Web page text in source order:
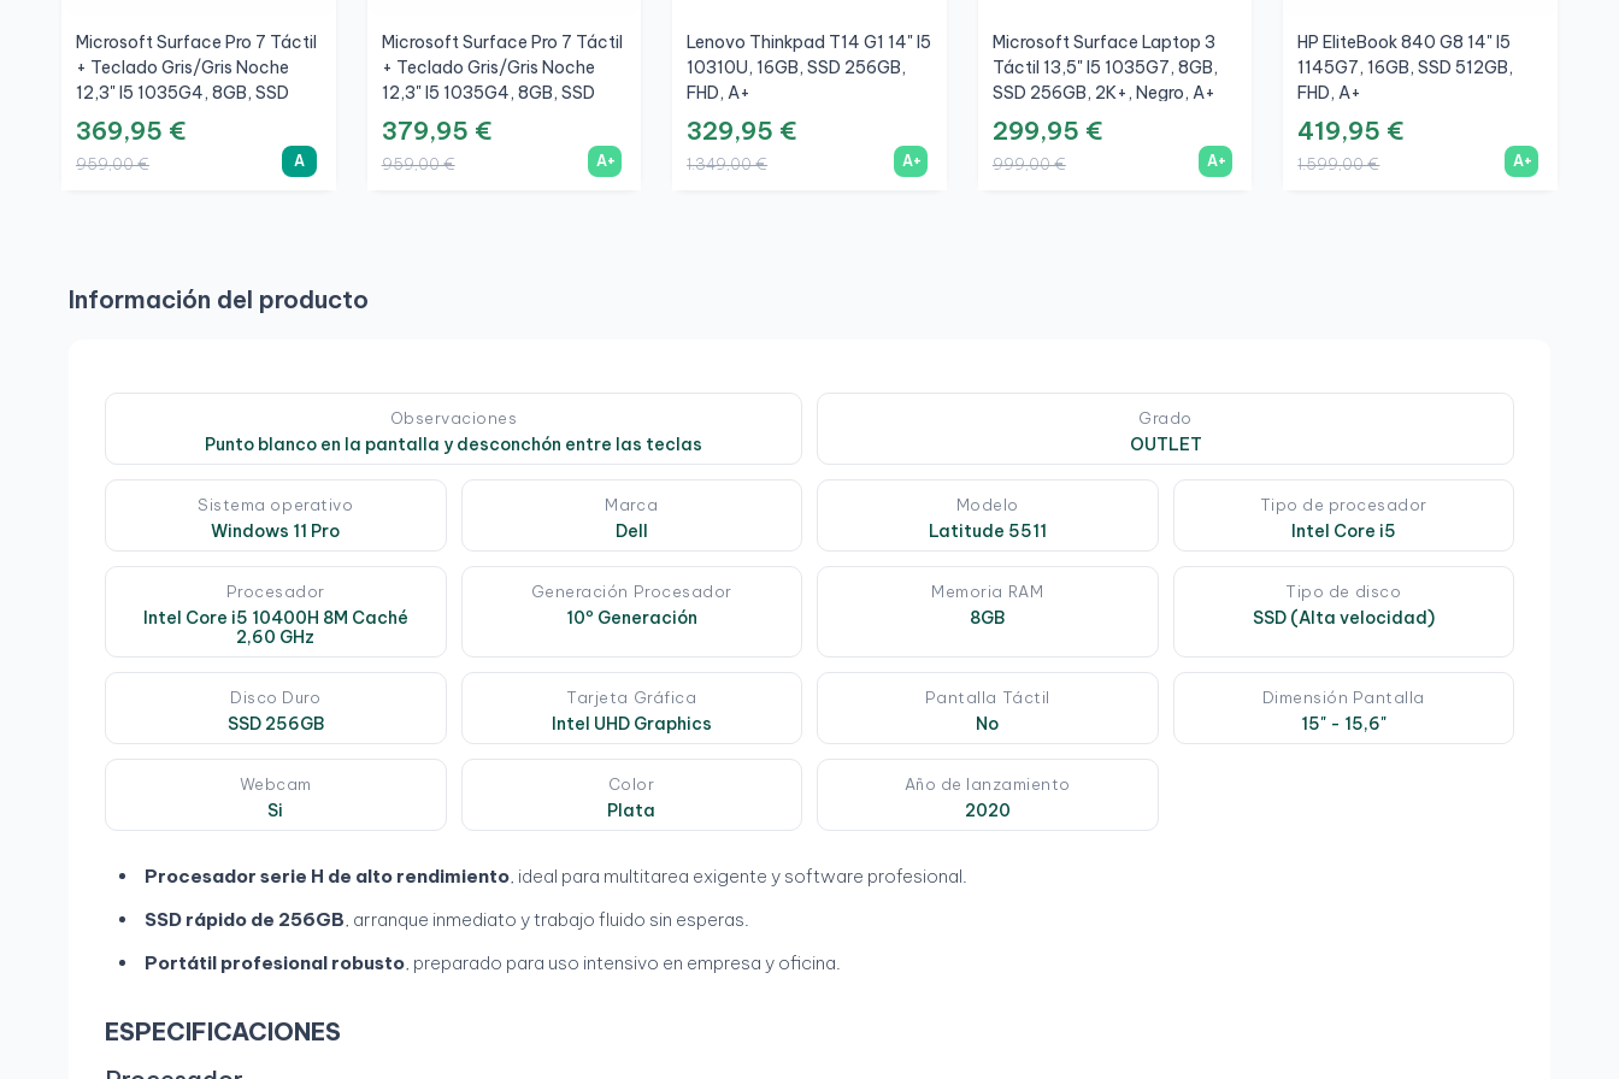
Microsoft Surface Pro 7 Táctil
+ Teclado Gris/Gris Noche
12,3" I5 1035G4, 8GB, SSD
256GB, 3K, A
369,95 €
959,00 € A
Microsoft Surface Pro 7 Táctil
+ Teclado Gris/Gris Noche
12,3" I5 1035G4, 8GB, SSD
256GB, 3K, A+
379,95 €
959,00 € A+
Lenovo Thinkpad T14 G1 14" I5
10310U, 16GB, SSD 256GB,
FHD, A+
329,95 €
1.349,00 € A+
Microsoft Surface Laptop 3
Táctil 13,5" I5 1035G7, 8GB,
SSD 256GB, 2K+, Negro, A+
299,95 €
999,00 € A+
HP EliteBook 840 G8 14" I5
1145G7, 16GB, SSD 512GB,
FHD, A+
419,95 €
1.599,00 € A+
Información del producto
Observaciones
Punto blanco en la pantalla y desconchón entre las teclas
Grado
OUTLET
Sistema operativo
Windows 11 Pro
Marca
Dell
Modelo
Latitude 5511
Tipo de procesador
Intel Core i5
Procesador
Intel Core i5 10400H 8M Caché
2,60 GHz
Generación Procesador
10º Generación
Memoria RAM
8GB
Tipo de disco
SSD (Alta velocidad)
Disco Duro
SSD 256GB
Tarjeta Gráfica
Intel UHD Graphics
Pantalla Táctil
No
Dimensión Pantalla
15" - 15,6"
Webcam
Si
Color
Plata
Año de lanzamiento
2020
Procesador serie H de alto rendimiento, ideal para multitarea exigente y software profesional.
SSD rápido de 256GB, arranque inmediato y trabajo fluido sin esperas.
Portátil profesional robusto, preparado para uso intensivo en empresa y oficina.
ESPECIFICACIONES